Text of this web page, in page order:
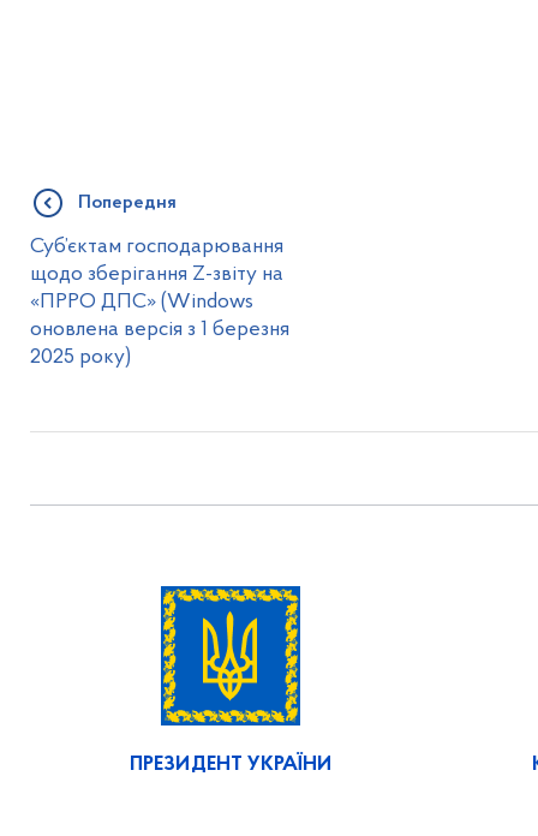
Попередня
Суб’єктам господарювання
щодо зберігання Z-звіту на
«ПРРО ДПС» (Windows
оновлена версія з 1 березня
2025 року)
ПРЕЗИДЕНТ УКРАЇНИ